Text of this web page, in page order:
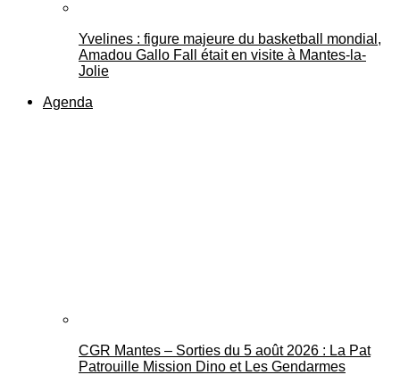
Yvelines : figure majeure du basketball mondial,
Amadou Gallo Fall était en visite à Mantes-la-
Jolie
Agenda
CGR Mantes – Sorties du 5 août 2026 : La Pat
Patrouille Mission Dino et Les Gendarmes